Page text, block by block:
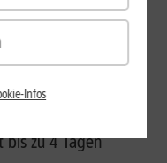
Funktion für Ihr
sowie Sprach-
und empfangen
bis zu 4 Tagen
Infos